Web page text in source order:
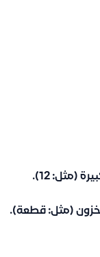
(مثل: 12).
(مثل: قطعة).